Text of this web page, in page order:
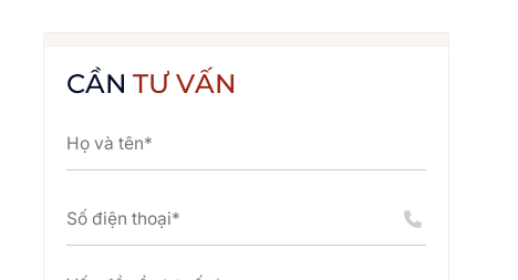
toàn
cầu
hóa
pháp
Bản
Phúc
Winlegal
lập
cụm
công
nghiệp
Công
ty
Nam
tất
dự
án
cùng
CẦNTƯ VẤN